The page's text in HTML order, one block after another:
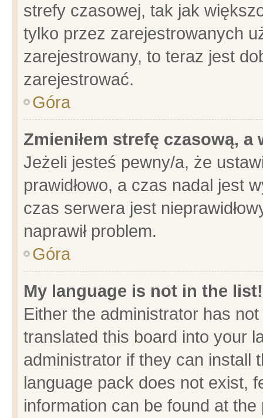
strefy czasowej, tak jak
tylko przez zarejestrowanych
zarejestrowany, to teraz jest
zarejestrować.
Góra
Zmieniłem strefę czasową,
Jeżeli jesteś pewny/a, że
prawidłowo, a czas nadal jest
czas serwera jest
naprawił problem.
Góra
My language is not in the list!
Either the administrator has
translated this board into your
administrator if they can install
language pack does not exist,
information can be found at